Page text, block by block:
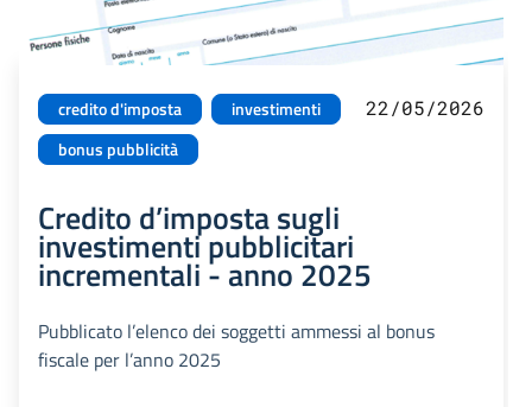
credito d'imposta
investimenti
bonus pubblicità
22/05/2026
Credito d’imposta sugli
investimenti pubblicitari
incrementali - anno 2025
Pubblicato l’elenco dei soggetti ammessi al bonus
fiscale per l’anno 2025